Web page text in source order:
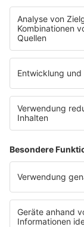
Empfang
90s90s App
Sonos
Service
FAQs
Kontakt
Datenschutz
Datenschutz
Allgemeine
Werbung